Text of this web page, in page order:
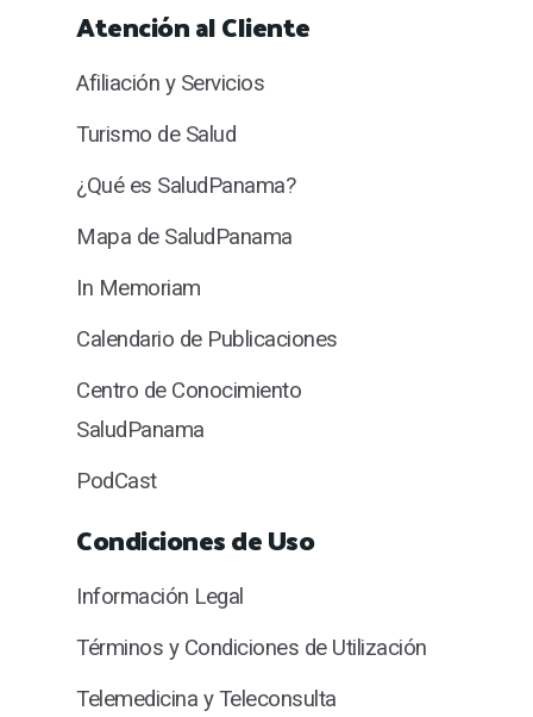
Atención al Cliente
Afiliación y Servicios
Turismo de Salud
¿Qué es SaludPanama?
Mapa de SaludPanama
In Memoriam
Calendario de Publicaciones
Centro de Conocimiento
SaludPanama
PodCast
Condiciones de Uso
Información Legal
Términos y Condiciones de Utilización
Telemedicina y Teleconsulta